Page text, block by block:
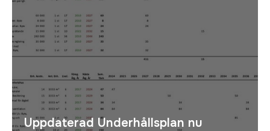
Uppdaterad Underhållsplan nu